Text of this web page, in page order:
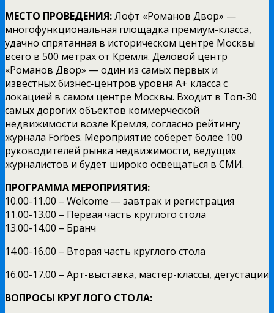
МЕСТО ПРОВЕДЕНИЯ:Лофт «Романов Двор» —
многофункциональная площадка премиум-класса,
удачно спрятанная в историческом центре Москвы
всего в 500 метрах от Кремля. Деловой центр
«Романов Двор» — один из самых первых и
известных бизнес-центров уровня А+ класса с
локацией в самом центре Москвы. Входит в Топ-30
самых дорогих объектов коммерческой
недвижимости возле Кремля, согласно рейтингу
журнала Forbes. Мероприятие соберет более 100
руководителей рынка недвижимости, ведущих
журналистов и будет широко освещаться в СМИ.
ПРОГРАММА МЕРОПРИЯТИЯ:
10.00-11.00 – Welcome — завтрак и регистрация
11.00-13.00 – Первая часть круглого стола
13.00-14.00 – Бранч
14.00-16.00 – Вторая часть круглого стола
16.00-17.00 – Арт-выставка, мастер-классы, дегустации
ВОПРОСЫ КРУГЛОГО СТОЛА: